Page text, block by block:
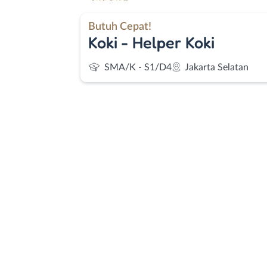
Butuh Cepat!
Koki - Helper Koki
SMA/K - S1/D4 Jakarta Selatan